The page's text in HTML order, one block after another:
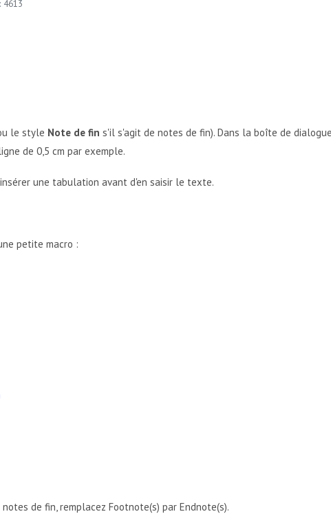
4613
le style Note de fin s'il s'agit de notes de fin). Dans la boîte de
de 0,5 cm par exemple.
une tabulation avant d'en saisir le texte.
petite macro :
de fin, remplacez Footnote(s) par Endnote(s).